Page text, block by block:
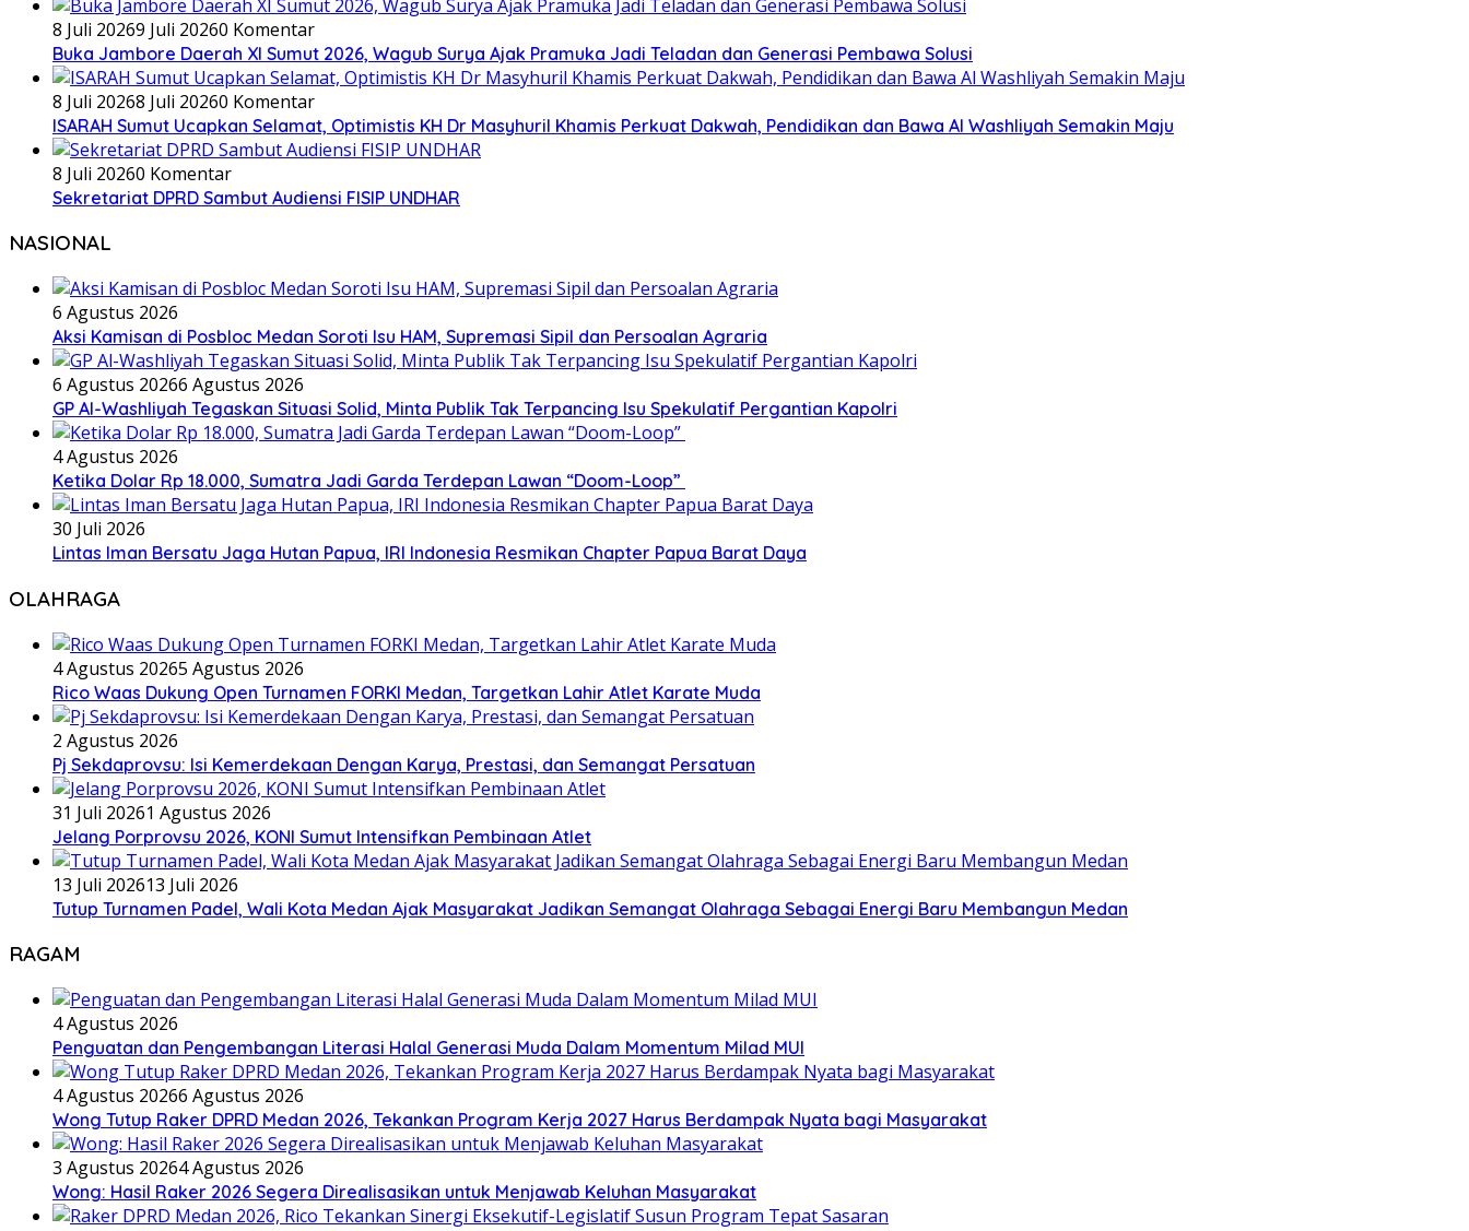
8 Juli 20269 Juli 20260 Komentar
Buka Jambore Daerah XI Sumut 2026, Wagub Surya Ajak Pramuka Jadi Teladan dan Generasi Pembawa Solusi
8 Juli 20268 Juli 20260 Komentar
ISARAH Sumut Ucapkan Selamat, Optimistis KH Dr Masyhuril Khamis Perkuat Dakwah, Pendidikan dan Bawa Al Washliyah Semakin Maju
8 Juli 20260 Komentar
Sekretariat DPRD Sambut Audiensi FISIP UNDHAR
NASIONAL
6 Agustus 2026
Aksi Kamisan di Posbloc Medan Soroti Isu HAM, Supremasi Sipil dan Persoalan Agraria
6 Agustus 20266 Agustus 2026
GP Al-Washliyah Tegaskan Situasi Solid, Minta Publik Tak Terpancing Isu Spekulatif Pergantian Kapolri
4 Agustus 2026
Ketika Dolar Rp 18.000, Sumatra Jadi Garda Terdepan Lawan “Doom-Loop”
30 Juli 2026
Lintas Iman Bersatu Jaga Hutan Papua, IRI Indonesia Resmikan Chapter Papua Barat Daya
OLAHRAGA
4 Agustus 20265 Agustus 2026
Rico Waas Dukung Open Turnamen FORKI Medan, Targetkan Lahir Atlet Karate Muda
2 Agustus 2026
Pj Sekdaprovsu: Isi Kemerdekaan Dengan Karya, Prestasi, dan Semangat Persatuan
31 Juli 20261 Agustus 2026
Jelang Porprovsu 2026, KONI Sumut Intensifkan Pembinaan Atlet
13 Juli 202613 Juli 2026
Tutup Turnamen Padel, Wali Kota Medan Ajak Masyarakat Jadikan Semangat Olahraga Sebagai Energi Baru Membangun Medan
RAGAM
4 Agustus 2026
Penguatan dan Pengembangan Literasi Halal Generasi Muda Dalam Momentum Milad MUI
4 Agustus 20266 Agustus 2026
Wong Tutup Raker DPRD Medan 2026, Tekankan Program Kerja 2027 Harus Berdampak Nyata bagi Masyarakat
3 Agustus 20264 Agustus 2026
Wong: Hasil Raker 2026 Segera Direalisasikan untuk Menjawab Keluhan Masyarakat